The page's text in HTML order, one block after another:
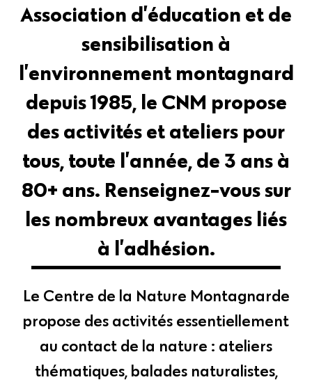
Association d’éducation et de
sensibilisation à
l’environnement montagnard
depuis 1985, le CNM propose
des activités et ateliers pour
tous, toute l’année, de 3 ans à
80+ ans. Renseignez-vous sur
les nombreux avantages liés
à l’adhésion.
Le Centre de la Nature Montagnarde
propose des activités essentiellement
au contact de la nature : ateliers
thématiques, balades naturalistes,